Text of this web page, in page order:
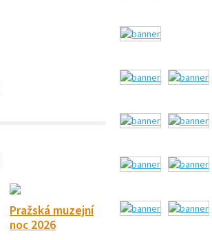
Pražská muzejní
noc 2026